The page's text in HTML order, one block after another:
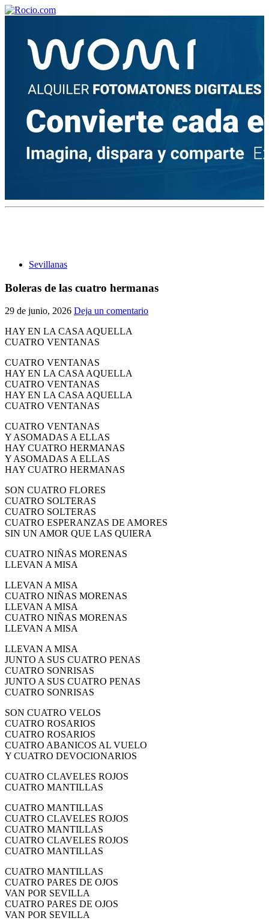
Sevillanas
Boleras de las cuatro hermanas
29 de junio, 2026 Deja un comentario
HAY EN LA CASA AQUELLA
CUATRO VENTANAS
CUATRO VENTANAS
HAY EN LA CASA AQUELLA
CUATRO VENTANAS
HAY EN LA CASA AQUELLA
CUATRO VENTANAS
CUATRO VENTANAS
Y ASOMADAS A ELLAS
HAY CUATRO HERMANAS
Y ASOMADAS A ELLAS
HAY CUATRO HERMANAS
SON CUATRO FLORES
CUATRO SOLTERAS
CUATRO SOLTERAS
CUATRO ESPERANZAS DE AMORES
SIN UN AMOR QUE LAS QUIERA
CUATRO NIÑAS MORENAS
LLEVAN A MISA
LLEVAN A MISA
CUATRO NIÑAS MORENAS
LLEVAN A MISA
CUATRO NIÑAS MORENAS
LLEVAN A MISA
LLEVAN A MISA
JUNTO A SUS CUATRO PENAS
CUATRO SONRISAS
JUNTO A SUS CUATRO PENAS
CUATRO SONRISAS
SON CUATRO VELOS
CUATRO ROSARIOS
CUATRO ROSARIOS
CUATRO ABANICOS AL VUELO
Y CUATRO DEVOCIONARIOS
CUATRO CLAVELES ROJOS
CUATRO MANTILLAS
CUATRO MANTILLAS
CUATRO CLAVELES ROJOS
CUATRO MANTILLAS
CUATRO CLAVELES ROJOS
CUATRO MANTILLAS
CUATRO MANTILLAS
CUATRO PARES DE OJOS
VAN POR SEVILLA
CUATRO PARES DE OJOS
VAN POR SEVILLA
¡Bienvenido! Soy el asistente virtual de rocio.com.
¿En qué puedo ayudarte?
¿Cuándo se construyó la primera ermita?
El traslado cada siete años
Rocío?
Quiero hacer el camino,¿que tengo que hacer?